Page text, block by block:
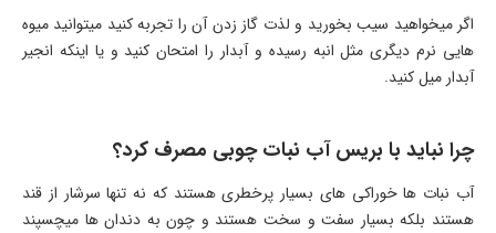
اگر میخواهید سیب بخورید و لذت گاز زدن آن را تجربه کنید میتوانید میوه
هایی نرم دیگری مثل انبه رسیده و آبدار را امتحان کنید و یا اینکه انجیر
آبدار میل کنید.
چرا نباید با بریس آب نبات چوبی مصرف کرد؟
آب نبات ها خوراکی های بسیار پرخطری هستند که نه تنها سرشار از قند
هستند بلکه بسیار سفت و سخت هستند و چون به دندان ها میچسپند